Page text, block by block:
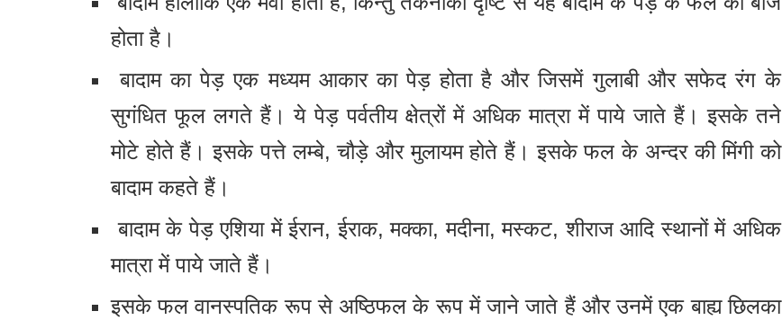
होता है।
बादाम का पेड़ एक मध्यम आकार का पेड़ होता है और जिसमें गुलाबी और सफेद रंग के
सुगंधित फूल लगते हैं। ये पेड़ पर्वतीय क्षेत्रों में अधिक मात्रा में पाये जाते हैं। इसके तने
मोटे होते हैं। इसके पत्ते लम्बे, चौड़े और मुलायम होते हैं। इसके फल के अन्दर की मिंगी को
बादाम कहते हैं।
बादाम के पेड़ एशिया में ईरान, ईराक, मक्का, मदीना, मस्कट, शीराज आदि स्थानों में अधिक
मात्रा में पाये जाते हैं।
इसके फल वानस्पतिक रूप से अष्ठिफल के रूप में जाने जाते हैं और उनमें एक बाह्य छिलका